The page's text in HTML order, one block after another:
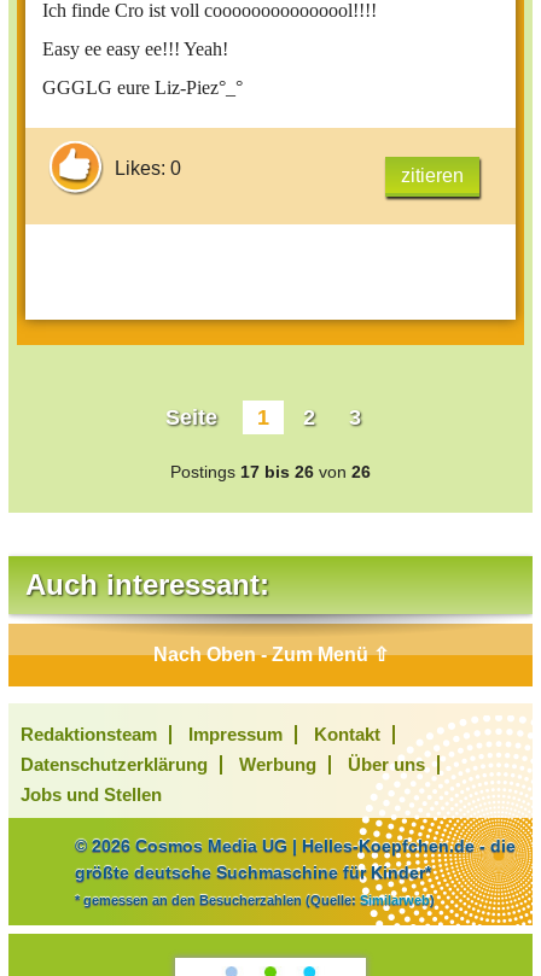
Ich finde Cro ist voll cooooooooooooool!!!!
Easy ee easy ee!!! Yeah!
GGGLG eure Liz-Piez°_°
Likes: 0 zitieren
Seite 1 2 3
Postings 17 bis 26 von 26
Auch interessant:
Nach Oben - Zum Menü ⇧
Redaktionsteam Impressum
Kontakt
Datenschutzerklärung
Werbung
Über uns
Jobs und Stellen
© 2026 Cosmos Media UG | Helles-Koepfchen.de - die
größte deutsche Suchmaschine für Kinder*
* gemessen an den Besucherzahlen (Quelle: Similarweb)